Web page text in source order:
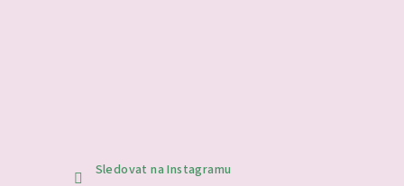
Sledovat na Instagramu